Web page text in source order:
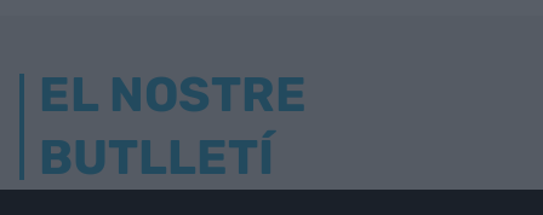
EL NOSTRE
BUTLLETÍ